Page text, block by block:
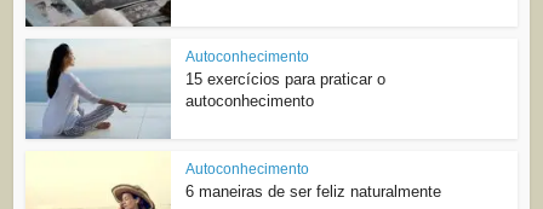
Autoconhecimento
15 exercícios para praticar o
autoconhecimento
Autoconhecimento
6 maneiras de ser feliz naturalmente